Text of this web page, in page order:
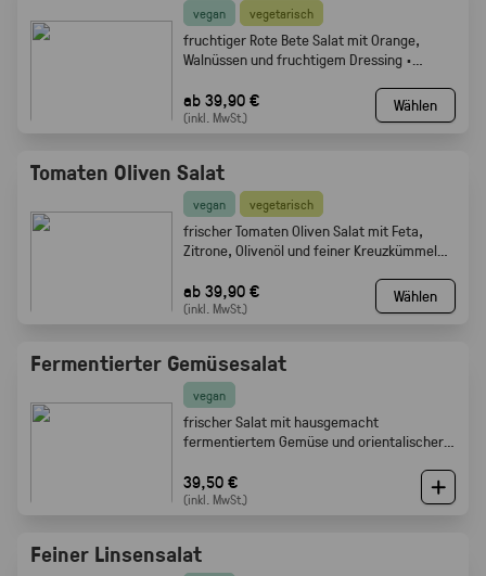
vegan vegetarisch
fruchtiger Rote Bete Salat mit Orange,
Walnüssen und fruchtigem Dressing ·
ab 39,90 €
(inkl. MwSt.)
Wählen
Tomaten Oliven Salat
vegan vegetarisch
frischer Tomaten Oliven Salat mit Feta,
Zitrone, Olivenöl und feiner Kreuzkümmel
ab 39,90 €
(inkl. MwSt.)
Wählen
Fermentierter Gemüsesalat
vegan
frischer Salat mit hausgemacht
fermentiertem Gemüse und orientalischer
39,50 €
(inkl. MwSt.)
Feiner Linsensalat